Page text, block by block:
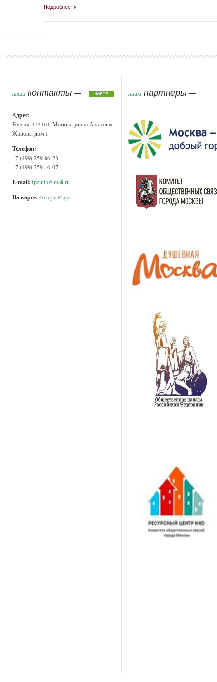
Подробнее
наши контакты
Адрес:
Россия, 123100, Москва, улица Анатолия
Живова, дом 1
Телефон:
+7 (499) 259-06-23
+7 (499) 259-16-07
E-mail: fpzinfo@mail.ru
На карте: Google Maps
наши партнеры